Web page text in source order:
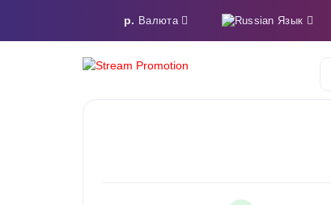
р. Валюта Язык